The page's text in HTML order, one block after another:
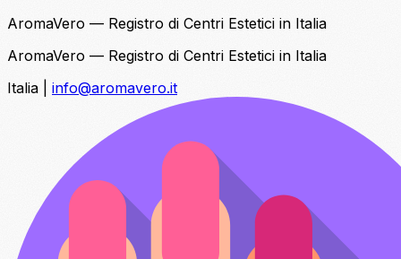
AromaVero — Registro di Centri Estetici in Italia
AromaVero — Registro di Centri Estetici in Italia
Italia
info@aromavero.it